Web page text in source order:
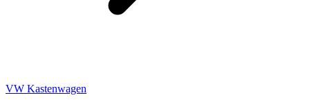
VW Kastenwagen